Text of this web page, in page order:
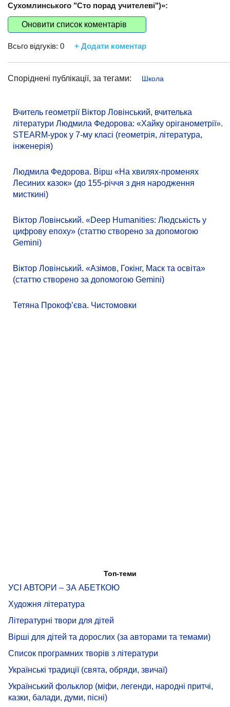
Сухомлинського "Сто порад учителеві")»:
Оновити список коментарів
Всьго відгуків: 0 + Додати коментар
Споріднені публікації, за тегами: Школа
Вчитель геометрії Віктор Ловінський, вчителька
літератури Людмила Федорова: «Хайку оріганометрії».
STEARM-урок у 7-му класі (геометрія, література,
інженерія)
Людмила Федорова. Вірш «На хвилях-променях
Лесиних казок» (до 155-річчя з дня народження
мисткині)
Віктор Ловінський. «Deep Humanities: Людськість у
цифрову епоху» (статтю створено за допомогою
Gemini)
Віктор Ловінський. «Азімов, Гокінг, Маск та освіта»
(статтю створено за допомогою Gemini)
Тетяна Прокоф’єва. Чистомовки
Топ-теми
УСІ АВТОРИ – ЗА АБЕТКОЮ
Художня література
Літературні твори для дітей
Вірші для дітей та дорослих (за авторами та темами)
Список програмних творів з літератури
Українські традиції (свята, обряди, звичаї)
Український фольклор (міфи, легенди, народні притчі,
казки, балади, думи, пісні)